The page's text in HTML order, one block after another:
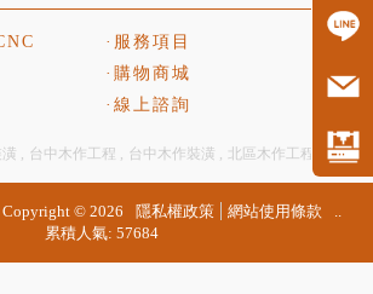
服務項目
購物商城
線上諮詢
台中木作工程 台中木作裝潢 北區木作工程
Copyright © 2026 隱私權政策 網站使用條款
..
累積人氣: 57684